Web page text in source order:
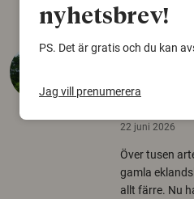
Så
arter
22 juni 2026
Över tusen
gamla
allt färre. Nu
nyhetsbrev!
PS. Det är gratis och du kan
Jag vill prenumerera